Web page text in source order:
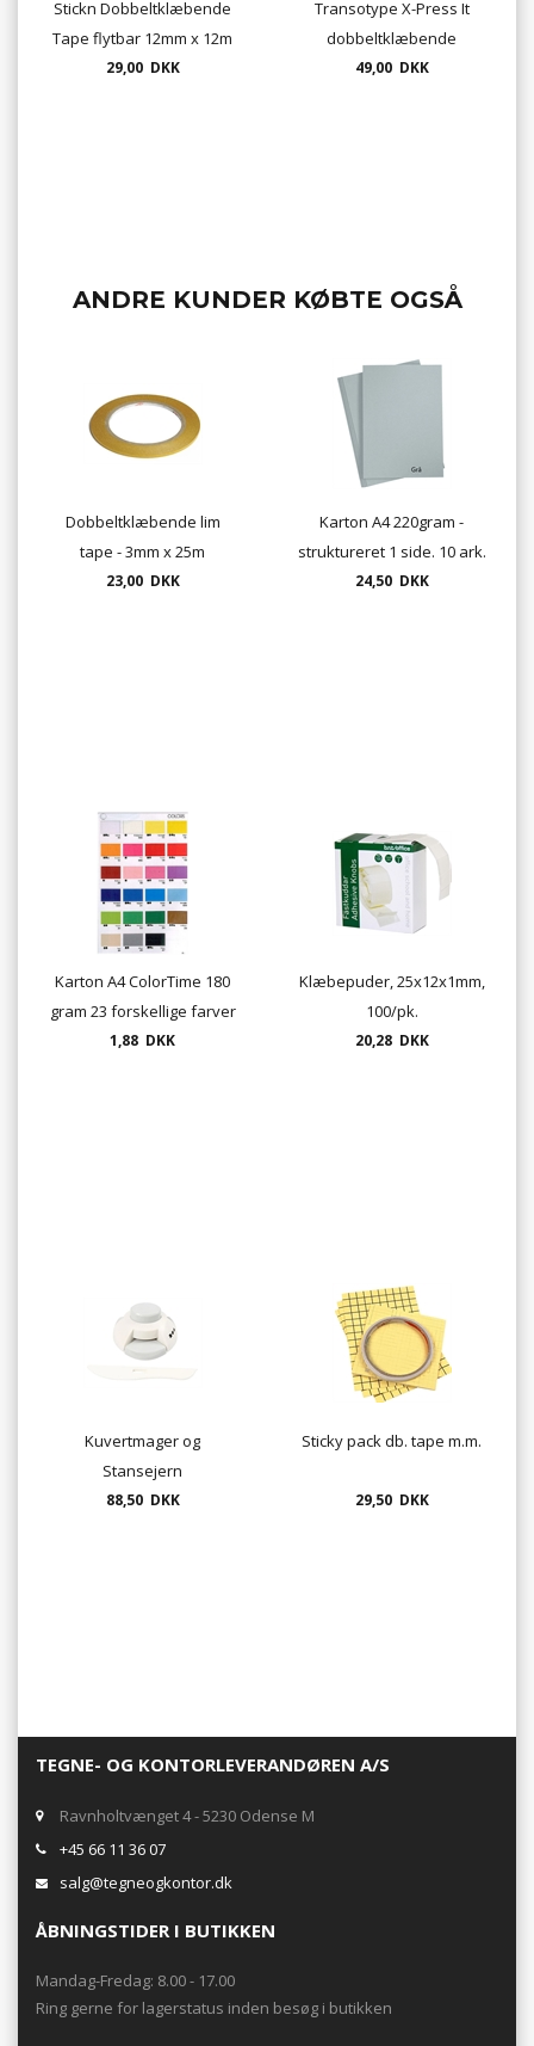
Stickn Dobbeltklæbende
Tape flytbar 12mm x 12m
29,00 DKK
Transotype X-Press It
dobbeltklæbende
montagetape 6mm x 50m -
49,00 DKK
ANDRE KUNDER KØBTE OGSÅ
Dobbeltklæbende lim
tape - 3mm x 25m
23,00 DKK
Karton A4 220gram -
struktureret 1 side. 10 ark.
pr. pose.
24,50 DKK
Karton A4 ColorTime 180
gram 23 forskellige farver
1,88 DKK
Klæbepuder, 25x12x1mm,
100/pk.
20,28 DKK
Kuvertmager og
Stansejern
88,50 DKK
Sticky pack db. tape m.m.
29,50 DKK
TEGNE- OG KONTORLEVERANDØREN A/S
Ravnholtvænget 4 - 5230 Odense M
+45 66 11 36 07
salg@tegneogkontor.dk
ÅBNINGSTIDER I BUTIKKEN
Mandag-Fredag: 8.00 - 17.00
Ring gerne for lagerstatus inden besøg i butikken